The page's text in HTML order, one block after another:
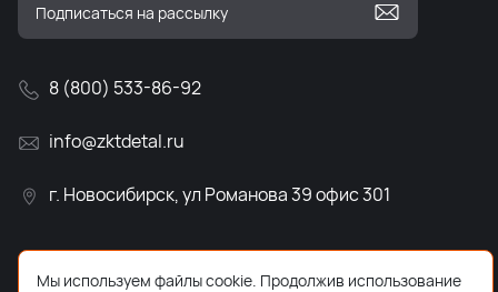
8 (800) 533-86-92
info@zktdetal.ru
г. Новосибирск, ул Романова 39 офис 301
Мы используем файлы cookie. Продолжив использование